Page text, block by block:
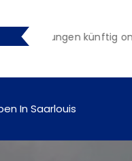
künftig
In Saarlouis